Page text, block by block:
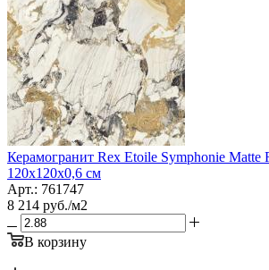
Керамогранит Rex Etoile Symphonie Matte
120x120x0,6 см
Арт.: 761747
8 214 руб./м2
В корзину